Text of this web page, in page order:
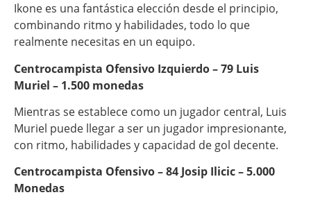
Ikone es una fantástica elección desde el principio,
combinando ritmo y habilidades, todo lo que
realmente necesitas en un equipo.
Centrocampista Ofensivo Izquierdo – 79 Luis
Muriel – 1.500 monedas
Mientras se establece como un jugador central, Luis
Muriel puede llegar a ser un jugador impresionante,
con ritmo, habilidades y capacidad de gol decente.
Centrocampista Ofensivo – 84 Josip Ilicic – 5.000
Monedas